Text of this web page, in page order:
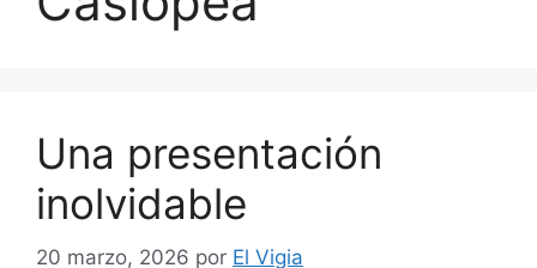
Una presentación
inolvidable
20 marzo, 2026 por El Vigia